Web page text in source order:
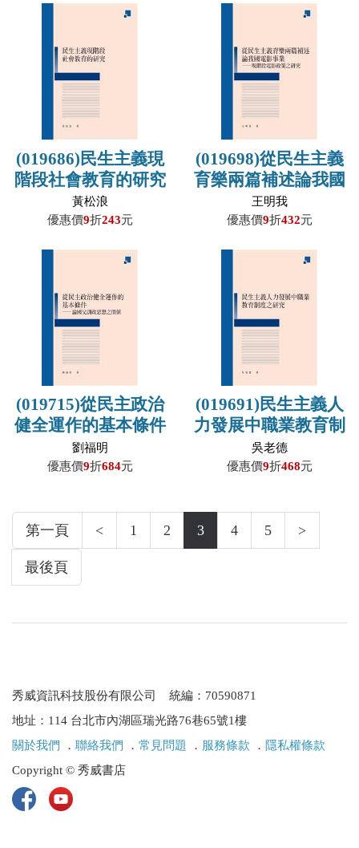
(019686)民生主義現
階段社會教育的研究
黃松浪
優惠價9折243元
(019698)從民生主義
育樂兩篇補述論我國
電影事業－現階段電
影政策之研究
王明我
優惠價9折432元
(019715)從民主政治
健全運作的基本條件
－論國父訓政思想之
價值
劉福明
優惠價9折684元
(019691)民生主義人
力發展中職業教育制
度之研究
吳老德
優惠價9折468元
第一頁 < 1 2 3 4 5 >
最後頁
秀威資訊科技股份有限公司 統編：70590871
地址：114 台北市內湖區瑞光路76巷65號1樓
關於我們
． 聯絡我們 ． 常見問題 ． 服務條款 ． 隱私權條款
Copyright © 秀威書店